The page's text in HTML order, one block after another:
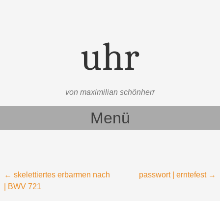
uhr
von maximilian schönherr
Menü
Beitragsnavigation
← skelettiertes erbarmen nach
| BWV 721
passwort | erntefest →